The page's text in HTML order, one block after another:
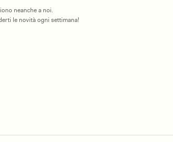
neanche a noi.
le novità ogni settimana!